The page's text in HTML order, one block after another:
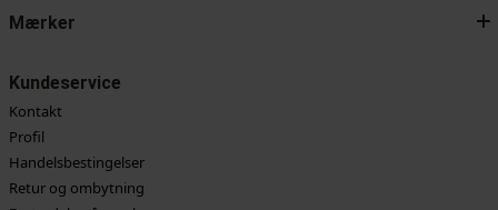
Mærker
Kundeservice
Kontakt
Profil
Handelsbestingelser
Retur og ombytning